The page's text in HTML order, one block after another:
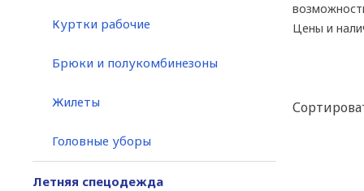
Куртки рабочие
Брюки и полукомбинезоны
Жилеты
Головные уборы
Летняя спецодежда
Цены и